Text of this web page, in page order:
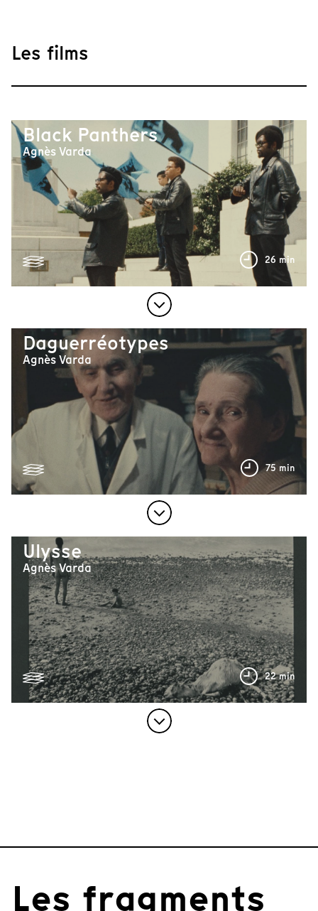
Les films
Black Panthers
Agnès Varda
26 min
Daguerréotypes
Agnès Varda
75 min
Ulysse
Agnès Varda
22 min
Les fragments